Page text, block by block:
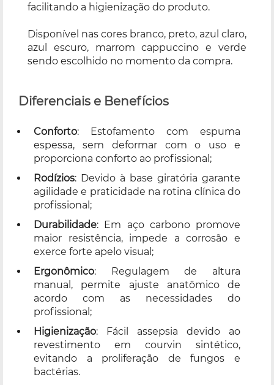
facilitando a higienização do produto.
Disponível nas cores branco, preto, azul claro,
azul escuro, marrom cappuccino e verde
sendo escolhido no momento da compra.
Diferenciais e Benefícios
Conforto: Estofamento com espuma
espessa, sem deformar com o uso e
proporciona conforto ao profissional;
Rodízios: Devido à base giratória garante
agilidade e praticidade na rotina clínica do
profissional;
Durabilidade: Em aço carbono promove
maior resistência, impede a corrosão e
exerce forte apelo visual;
Ergonômico: Regulagem de altura
manual, permite ajuste anatômico de
acordo com as necessidades do
profissional;
Higienização: Fácil assepsia devido ao
revestimento em courvin sintético,
evitando a proliferação de fungos e
bactérias.